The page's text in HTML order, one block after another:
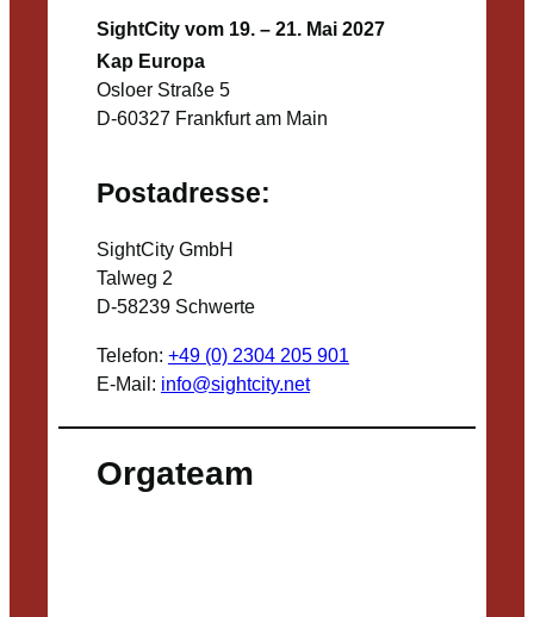
SightCity vom 19. – 21. Mai 2027
Kap Europa
Osloer Straße 5
D-60327 Frankfurt am Main
Postadresse:
SightCity GmbH
Talweg 2
D-58239 Schwerte
Telefon: +49 (0) 2304 205 901
E-Mail: info@sightcity.net
Orgateam